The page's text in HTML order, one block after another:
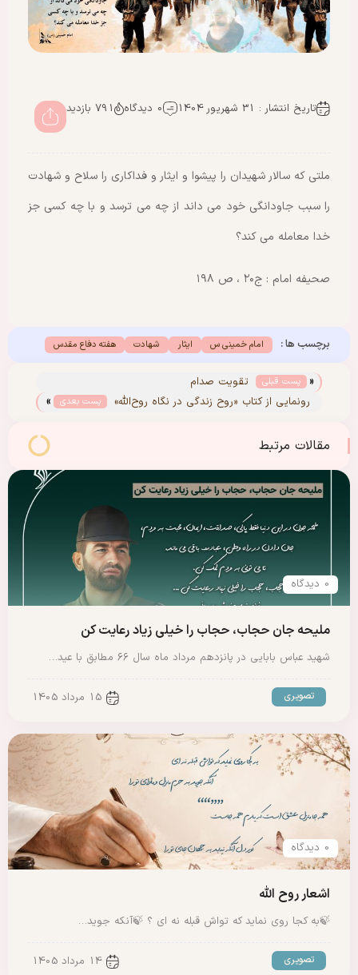
تاریخ انتشار : 31 شهریور 1404 0 دیدگاه 791 بازدید
ملتی که سالار شهیدان را پیشوا و ایثار و فداکاری را سلاح و شهادت
را سبب جاودانگی خود می داند از چه می ترسد و با چه کسی جز
خدا معامله می کند؟
صحیفه امام : ج۲۰ ، ص ۱۹۸
برچسب ها : امام خمینی س ایثار شهادت هفته دفاع مقدس
« پست قبلی
تقویت صدام
رونمایی از کتاب «روح‌ زندگی در نگاه روح‌الله»
پست بعدی »
مقالات مرتبط
0 دیدگاه
ملیحه جان حجاب، حجاب را خیلی زیاد رعایت کن
شهید عباس بابایی در پانزدهم مرداد ماه سال ۶۶ مطابق با عید…
تصویری 15 مرداد 1405
0 دیدگاه
اشعار روح الله
🍃به کجا روی نماید که تواش قبله نه ای ؟ 🍃آنکه جوید…
تصویری 14 مرداد 1405